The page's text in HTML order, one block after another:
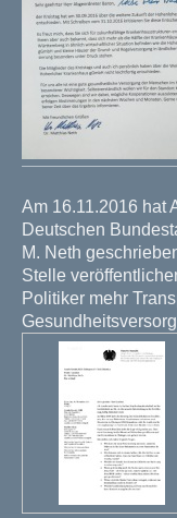
Am 16.11.2016 hat
Deutschen
M. Neth
Stelle
Politiker mehr